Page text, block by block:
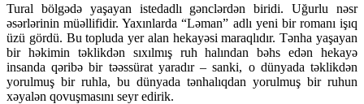
Tural bölgədə yaşayan istedadlı gənclərdən biridi. Uğurlu nəsr
əsərlərinin müəllifidir. Yaxınlarda “Ləman” adlı yeni bir romanı işıq
üzü gördü. Bu topluda yer alan hekayəsi maraqlıdır. Tənha yaşayan
bir həkimin təklikdən sıxılmış ruh halından bəhs edən hekayə
insanda qəribə bir təəssürat yaradır – sanki, o dünyada təklikdən
yorulmuş bir ruhla, bu dünyada tənhalıqdan yorulmuş bir ruhun
xəyalən qovuşmasını seyr edirik.